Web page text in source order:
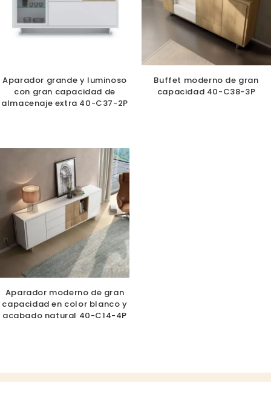
Aparador grande y luminoso
con gran capacidad de
almacenaje extra 40-C37-2P
Buffet moderno de gran
capacidad 40-C38-3P
Aparador moderno de gran
capacidad en color blanco y
acabado natural 40-C14-4P